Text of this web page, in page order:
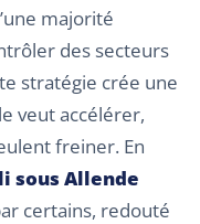
majorité
des secteurs
stratégie crée une
veut accélérer,
freiner. En
sous Allende
certains, redouté